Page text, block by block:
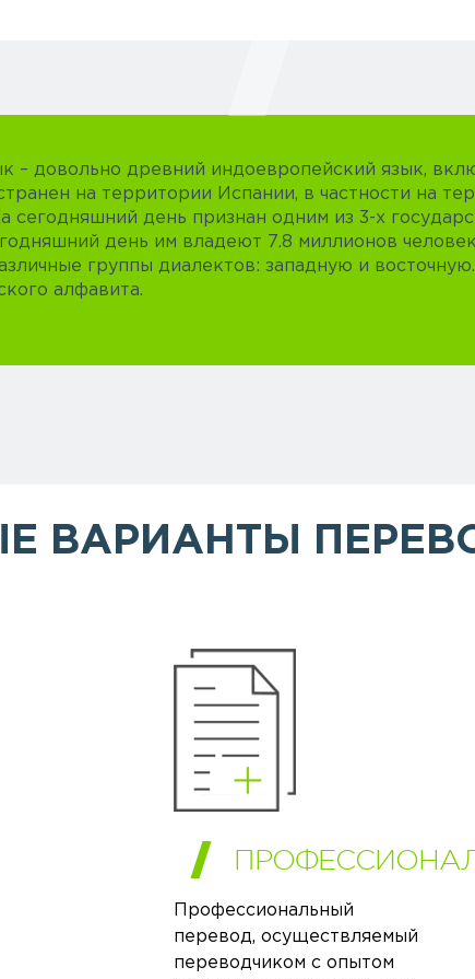
– довольно древний индоевропейский язык,
на территории Испании, в частности на
сегодняшний день признан одним из 3-х
день им владеют 7.8 миллионов
группы диалектов: западную и
алфавита.
ВАРИАНТЫ
Профессиональный
перевод, осуществляемый
переводчиком с опытом